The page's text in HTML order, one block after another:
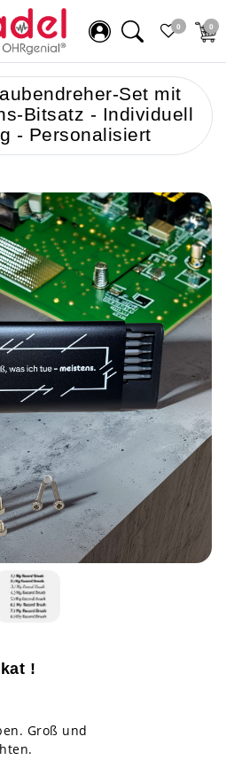
0 0
Set mit
Bitsatz - Individuell
- Personalisiert
!
Groß und